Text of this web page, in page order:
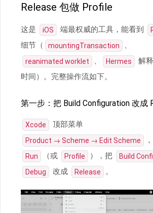
Release 包做 Profile
这是 iOS 端最权威的工具，能看到
细节（
mountingTransaction 、
reanimated worklet 、 Hermes 解
时间）。完整操作流如下。
第一步：把 Build Configuration 改成
Xcode 顶部菜单
Product → Scheme → Edit Scheme
Run （或 Profile ），把 Build
Debug 改成 Release 。